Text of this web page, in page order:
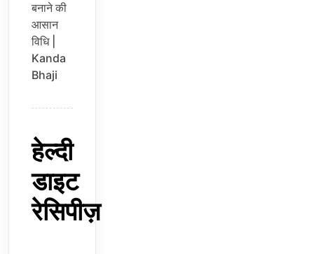
बनाने की
आसान
विधि |
Kanda
Bhaji
हेल्दी
डाइट
रेसिपीज़